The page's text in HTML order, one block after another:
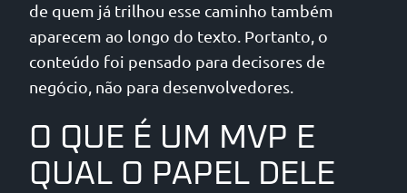
de quem já trilhou esse caminho também
aparecem ao longo do texto. Portanto, o
conteúdo foi pensado para decisores de
negócio, não para desenvolvedores.
O QUE É UM MVP E
QUAL O PAPEL DELE